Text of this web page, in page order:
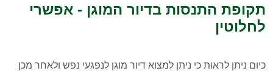
תקופת התנסות בדיור המוגן - אפשרי
לחלוטין
כיום ניתן לראות כי ניתן למצוא דיור מוגן לנפגעי נפש ולאחר מכן